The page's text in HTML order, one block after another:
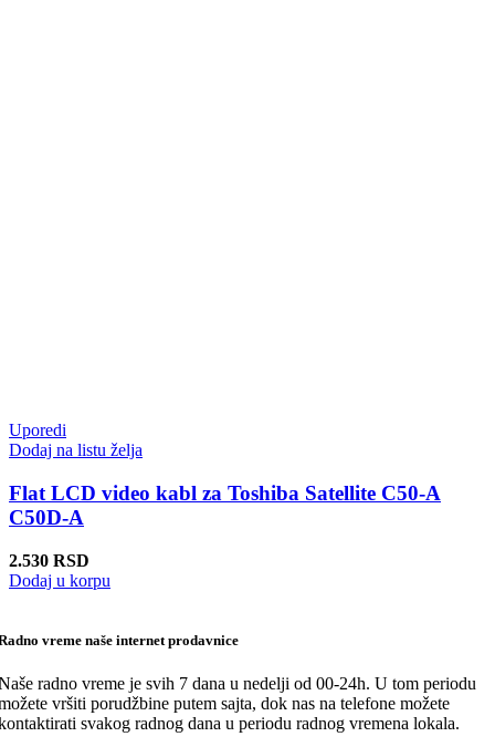
Uporedi
Dodaj na listu želja
Flat LCD video kabl za Toshiba Satellite C50-A
C50D-A
2.530 RSD
Dodaj u korpu
vreme naše internet prodavnice
radno vreme je svih 7 dana u nedelji od 00-24h. U tom periodu
vršiti porudžbine putem sajta, dok nas na telefone možete
svakog radnog dana u periodu radnog vremena lokala.